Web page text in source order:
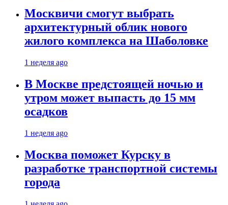
Москвичи смогут выбрать
архитектурный облик нового
жилого комплекса на Шаболовке
1 неделя ago
В Москве предстоящей ночью и
утром может выпасть до 15 мм
осадков
1 неделя ago
Москва поможет Курску в
разработке транспортной системы
города